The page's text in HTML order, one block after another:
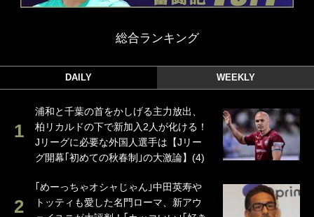
総合ランキング
DAILY WEEKLY
浦和と千葉の首をかしげる主力放出、
柏リカルドの下で新加入2人が化ける！
Jリーグに必要な外国人選手は【Jリー
グ開幕｢初めての秋春制｣の大激論】(4)
｢めーっちゃオシャじゃん｣中田英寿や
トッティも愛した名門ローマ、新アウ